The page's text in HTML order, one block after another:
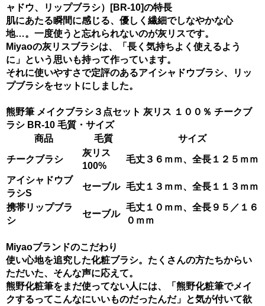
ャドウ、リップブラシ）[BR-10]の特長
肌にあたる瞬間に感じる、優しく繊細でしなやかな心
地…。一度使うと忘れられないのが灰リスです。
Miyaoの灰リスブラシは、「長く気持ちよく使えるよう
に」という思いも持って作っています。
それに使いやすさで定評のあるアイシャドウブラシ、リッ
プブラシをセットにしました。
熊野筆 メイクブラシ３点セット 灰リス １００％ チークブ
ラシ BR-10 毛質・サイズ
商品
毛質 サイズ
チークブラシ
灰リス
100%
毛丈３６ｍｍ、全長１２５ｍｍ
アイシャドウブ
ラシS
セーブル 毛丈１３ｍｍ、全長１１３ｍｍ
携帯リップブラ
シ
セーブル
毛丈１０ｍｍ、全長９５／１６
０ｍｍ
Miyaoブランドのこだわり
使い心地を追究した化粧ブラシ。たくさんの方たちからい
ただいた、そんな声に応えて。
熊野化粧筆をまだ使ってない人には、「熊野化粧筆でメイ
クするってこんなにいいものだったんだ」と気が付いて欲